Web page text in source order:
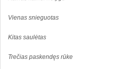
Vienas snieguotas
Kitas saulėtas
Trečias paskendęs rūke